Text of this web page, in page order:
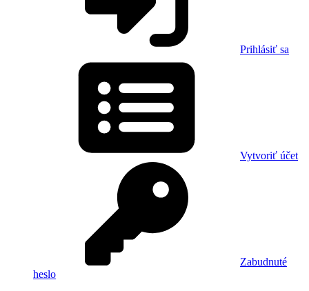
Prihlásiť sa
Vytvoriť účet
Zabudnuté
heslo